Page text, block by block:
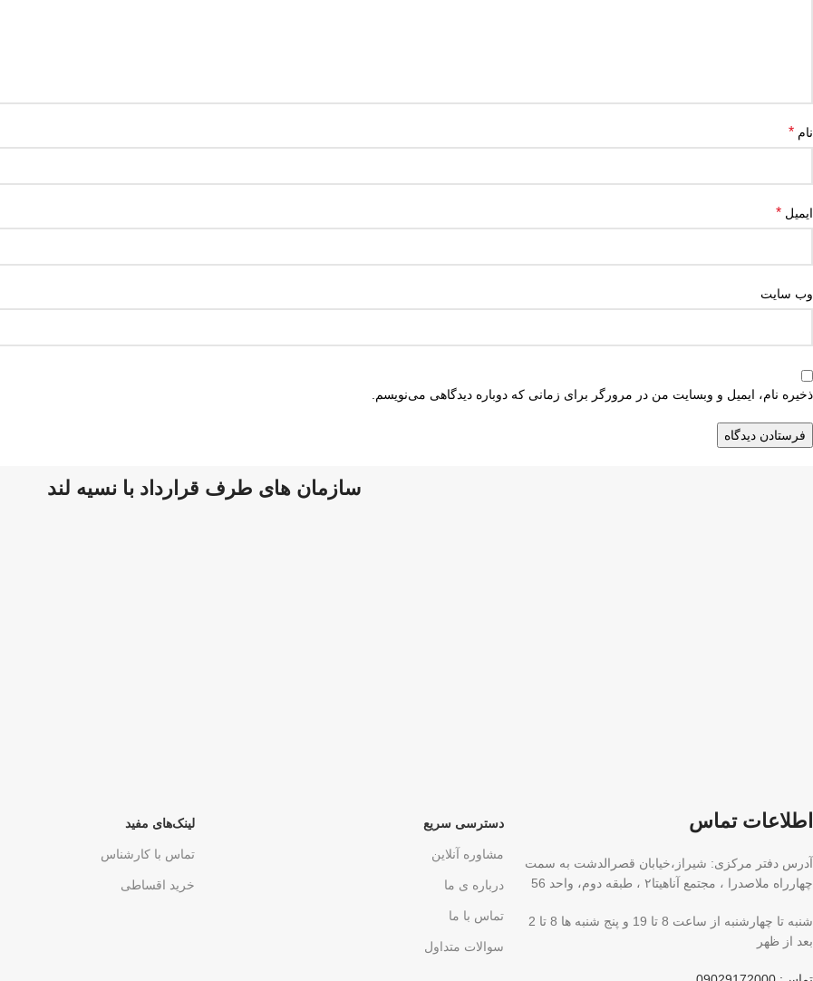
نام *
ایمیل *
وب‌ سایت
ذخیره نام، ایمیل و وبسایت من در مرورگر برای زمانی که دوباره دیدگاهی می‌نویسم.
سازمان های طرف قرارداد با نسیه لند
اطلاعات تماس
آدرس دفتر مرکزی: شیراز،خیابان قصرالدشت به سمت
چهارراه ملاصدرا ، مجتمع آناهیتا۲ ، طبقه دوم، واحد 56
شنبه تا چهارشنبه از ساعت 8 تا 19 و پنج شنبه ها 8 تا 2
بعد از ظهر
دسترسی سریع
مشاوره آنلاین
درباره ی ما
تماس با ما
سوالات متداول
لینک‌های مفید
تماس با کارشناس
خرید اقساطی